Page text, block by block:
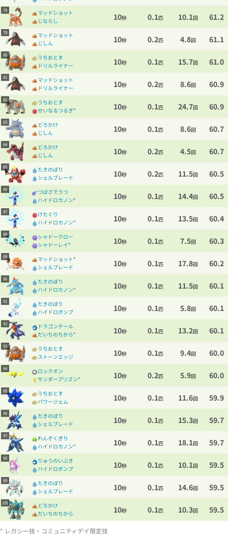
78
マッドショット
じならし
10秒 0.1匹 10.1回 61.2
79
マッドショット
じしん
10秒 0.2匹 4.8回 61.1
80
うちおとす
ドリルライナー
10秒 0.1匹 15.7回 61.0
81
マッドショット
ドリルライナー
10秒 0.2匹 8.6回 60.9
82
うちおとす
せいなるつるぎ* 10秒 0.1匹 24.7回 60.9
83
どろかけ
じしん
10秒 0.1匹 8.6回 60.7
84
どろかけ
じしん
10秒 0.2匹 4.5回 60.7
85
たきのぼり
シェルブレード
10秒 0.2匹 11.5回 60.5
86
つばさでうつ
ハイドロカノン* 10秒 0.1匹 14.4回 60.5
87
けたぐり
ハイドロカノン* 10秒 0.1匹 13.5回 60.4
88
シャドークロー
シャドーレイ* 10秒 0.1匹 7.5回 60.3
89 マッドショット*
シェルブレード
10秒 0.1匹 17.8回 60.2
90
たきのぼり
ハイドロカノン* 10秒 0.1匹 11.5回 60.1
91
たきのぼり
ハイドロポンプ
10秒 0.1匹 5.8回 60.1
92
ドラゴンテール
だいちのちから* 10秒 0.1匹 13.2回 60.1
93
うちおとす
ストーンエッジ
10秒 0.1匹 9.4回 60.0
94
ロックオン
サンダープリズン* 10秒 0.2匹 5.9回 60.0
95
うちおとす
パワージェム
10秒 0.1匹 11.6回 59.9
96
たきのぼり
シェルブレード
10秒 0.1匹 15.3回 59.7
97
れんぞくぎり
ハイドロカノン* 10秒 0.1匹 18.1回 59.7
98
りゅうのいぶき
ハイドロポンプ
10秒 0.1匹 10.1回 59.5
99
たきのぼり
シェルブレード
10秒 0.1匹 14.6回 59.5
100
どろかけ
だいちのちから
10秒 0.1匹 10.3回 59.5
* レガシー技・コミュニティデイ限定技